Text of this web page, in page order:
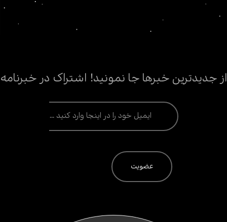
از جدیدترین خبرها جا نمونید! اشتراک در خبرنامه